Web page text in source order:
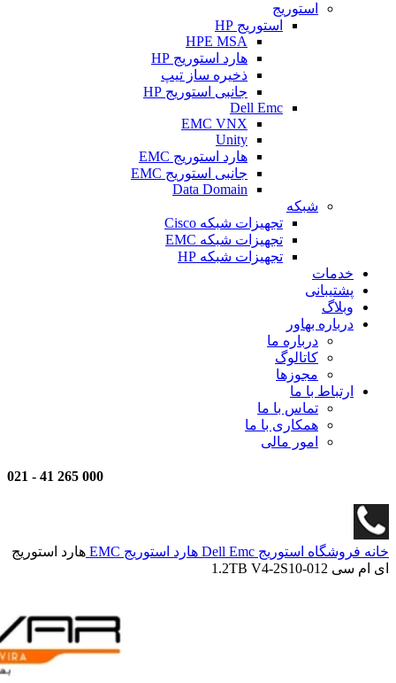
استوریج
استوریج HP
HPE MSA
هارد استوریج HP
ذخیره ساز تیپ
جانبی استوریج HP
Dell Emc
EMC VNX
Unity
هارد استوریج EMC
جانبی استوریج EMC
Data Domain
شبکه
تجهیزات شبکه Cisco
تجهیزات شبکه EMC
تجهیزات شبکه HP
خدمات
پشتیبانی
وبلاگ
درباره بهاور
درباره ما
کاتالوگ
مجوزها
ارتباط با ما
تماس با ما
همکاری با ما
امور مالی
000 265 41
-
خانه فروشگاه استوریج Dell Emc هارد استوریج EMC
هارد استوریج
ای ام سی 1.2TB V4-2S10-012